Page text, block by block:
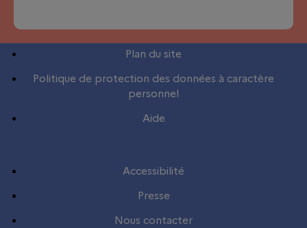
Plan du site
Politique de protection des données à caractère
personnel
Aide
Accessibilité
Presse
Nous contacter